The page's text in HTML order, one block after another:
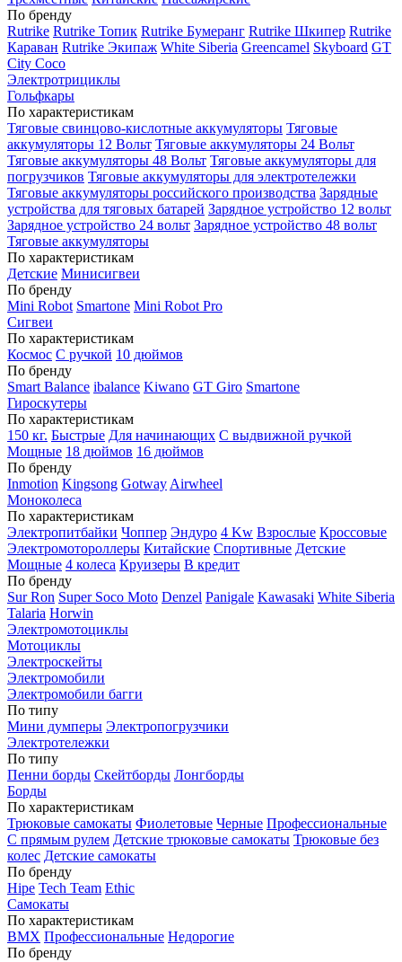
По бренду
Rutrike Rutrike Топик Rutrike Бумеранг Rutrike Шкипер Rutrike
Караван Rutrike Экипаж White Siberia Greencamel Skyboard GT
City Coco
Электротрициклы
Гольфкары
По характеристикам
Тяговые свинцово-кислотные аккумуляторы Тяговые
аккумуляторы 12 Вольт Тяговые аккумуляторы 24 Вольт
Тяговые аккумуляторы 48 Вольт Тяговые аккумуляторы для
погрузчиков Тяговые аккумуляторы для электротележки
Тяговые аккумуляторы российского производства Зарядные
устройства для тяговых батарей Зарядное устройство 12 вольт
Зарядное устройство 24 вольт Зарядное устройство 48 вольт
Тяговые аккумуляторы
По характеристикам
Детские Минисигвеи
По бренду
Mini Robot Smartone Mini Robot Pro
Сигвеи
По характеристикам
Космос С ручкой 10 дюймов
По бренду
Smart Balance ibalance Kiwano GT Giro Smartone
Гироскутеры
По характеристикам
150 кг. Быстрые Для начинающих С выдвижной ручкой
Мощные 18 дюймов 16 дюймов
По бренду
Inmotion Kingsong Gotway Airwheel
Моноколеса
По характеристикам
Электропитбайки Чоппер Эндуро 4 Kw Взрослые Кроссовые
Электромотороллеры Китайские Спортивные Детские
Мощные 4 колеса Круизеры В кредит
По бренду
Sur Ron Super Soco Moto Denzel Panigale Kawasaki White Siberia
Talaria Horwin
Электромотоциклы
Мотоциклы
Электроскейты
Электромобили
Электромобили багги
По типу
Мини думперы Электропогрузчики
Электротележки
По типу
Пенни борды Скейтборды Лонгборды
Борды
По характеристикам
Трюковые самокаты Фиолетовые Черные Профессиональные
С прямым рулем Детские трюковые самокаты Трюковые без
колес Детские самокаты
По бренду
Hipe Tech Team Ethic
Самокаты
По характеристикам
BMX Профессиональные Недорогие
По бренду